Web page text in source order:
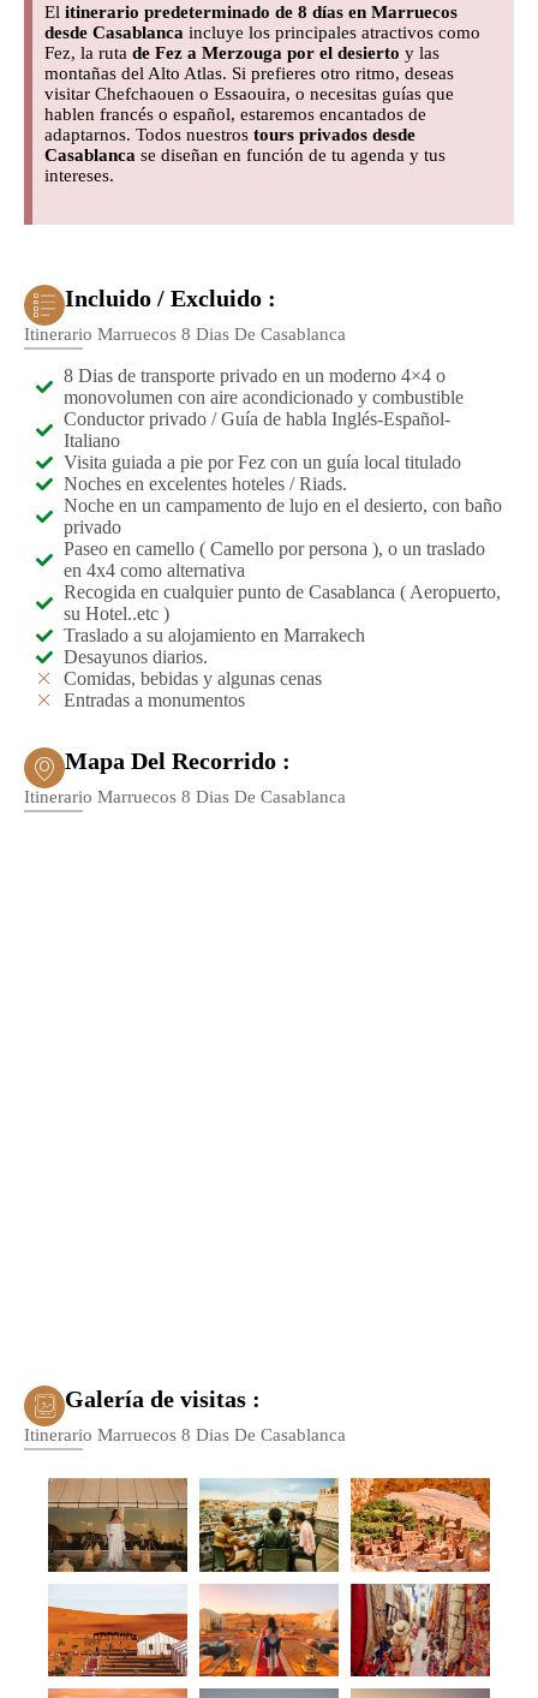
El itinerario predeterminado de 8 días en Marruecos
desde Casablanca incluye los principales atractivos como
Fez, la ruta de Fez a Merzouga por el desierto y las
montañas del Alto Atlas. Si prefieres otro ritmo, deseas
visitar Chefchaouen o Essaouira, o necesitas guías que
hablen francés o español, estaremos encantados de
adaptarnos. Todos nuestros tours privados desde
Casablanca se diseñan en función de tu agenda y tus
intereses.
Incluido / Excluido :
Itinerario Marruecos 8 Dias De Casablanca
8 Dias de transporte privado en un moderno 4×4 o
monovolumen con aire acondicionado y combustible
Conductor privado / Guía de habla Inglés-Español-
Italiano
Visita guiada a pie por Fez con un guía local titulado
Noches en excelentes hoteles / Riads.
Noche en un campamento de lujo en el desierto, con baño
privado
Paseo en camello ( Camello por persona ), o un traslado
en 4x4 como alternativa
Recogida en cualquier punto de Casablanca ( Aeropuerto,
su Hotel..etc )
Traslado a su alojamiento en Marrakech
Desayunos diarios.
Comidas, bebidas y algunas cenas
Entradas a monumentos
Mapa Del Recorrido :
Itinerario Marruecos 8 Dias De Casablanca
Galería de visitas :
Itinerario Marruecos 8 Dias De Casablanca